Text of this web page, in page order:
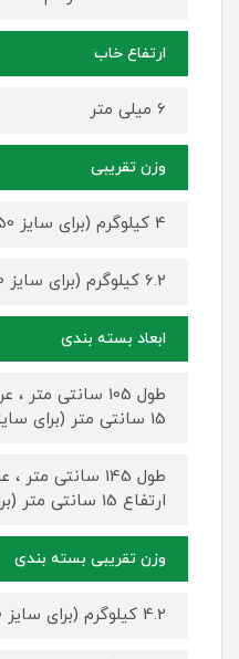
ارتفاع خاب
6 میلی متر
وزن تقریبی
4 کیلوگرم (برای سایز 150 در 100)
6.2 کیلوگرم (برای سایز 230 در 140)
ابعاد بسته بندی
15 سانتی متر (برای سایز 150 در 100)
ارتفاع 15 سانتی متر (برای سایز 230 در 140)
وزن تقریبی بسته بندی
4.2 کیلوگرم (برای سایز 150 در 100)